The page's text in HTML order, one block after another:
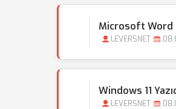
Microsoft Word
LEVERSNET
Windows 11
LEVERSNET